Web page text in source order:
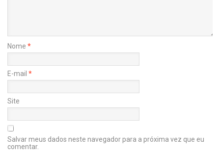
Nome *
E-mail *
Site
Salvar meus dados neste navegador para a próxima vez que eu
comentar.